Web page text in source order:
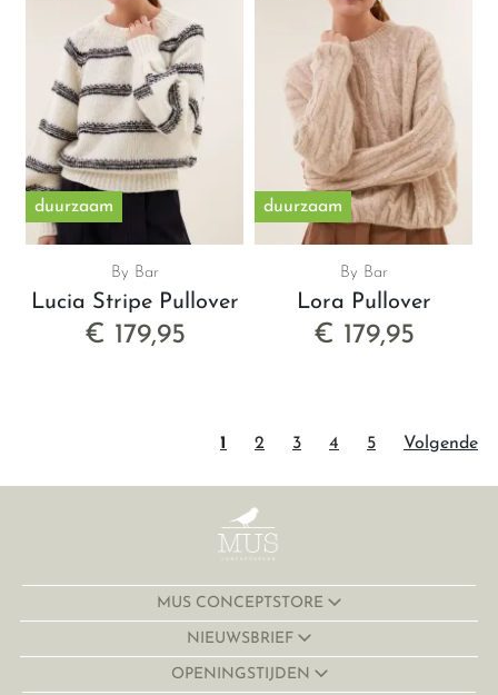
duurzaam
By Bar
Lucia Stripe Pullover
€ 179,95
duurzaam
By Bar
Lora Pullover
€ 179,95
1 2 3 4 5 Volgende
MUS CONCEPTSTORE
NIEUWSBRIEF
OPENINGSTIJDEN